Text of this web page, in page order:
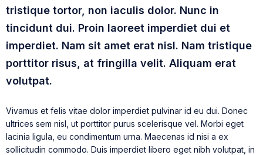
tristique tortor, non iaculis dolor. Nunc in
tincidunt dui. Proin laoreet imperdiet dui et
imperdiet. Nam sit amet erat nisl. Nam tristique
porttitor risus, at fringilla velit. Aliquam erat
volutpat.
Vivamus et felis vitae dolor imperdiet pulvinar id eu dui. Donec
ultrices sem nisl, ut porttitor purus scelerisque vel. Morbi eget
lacinia ligula, eu condimentum urna. Maecenas id nisi a ex
sollicitudin commodo. Duis imperdiet libero eget nibh volutpat, in